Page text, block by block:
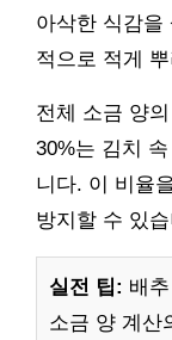
아삭한 식감을
적으로 적게
전체 소금 양
30%는 김치
니다. 이 비율
방지할 수 있
실전 팁: 배
소금 양 계산